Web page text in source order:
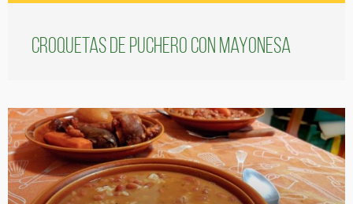
Croquetas de puchero con Mayonesa